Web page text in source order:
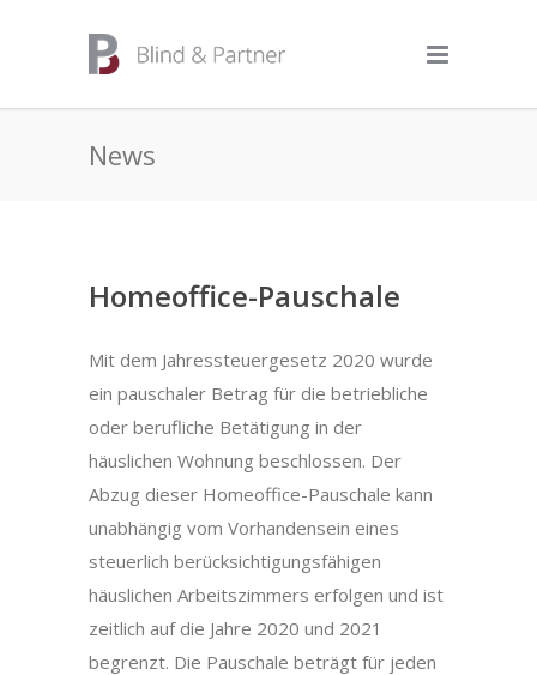
News
Homeoffice-Pauschale
Mit dem Jahressteuergesetz 2020 wurde
ein pauschaler Betrag für die betriebliche
oder berufliche Betätigung in der
häuslichen Wohnung beschlossen. Der
Abzug dieser Homeoffice-Pauschale kann
unabhängig vom Vorhandensein eines
steuerlich berücksichtigungsfähigen
häuslichen Arbeitszimmers erfolgen und ist
zeitlich auf die Jahre 2020 und 2021
begrenzt. Die Pauschale beträgt für jeden